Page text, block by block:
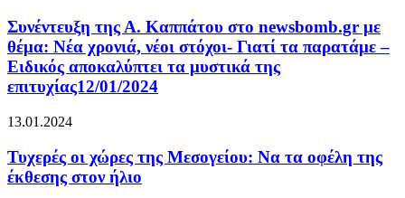
Συνέντευξη της Α. Καππάτου στο newsbomb.gr με
θέμα: Νέα χρονιά, νέοι στόχοι- Γιατί τα παρατάμε –
Ειδικός αποκαλύπτει τα μυστικά της
επιτυχίας12/01/2024
13.01.2024
Τυχερές οι χώρες της Μεσογείου: Να τα οφέλη της
έκθεσης στον ήλιο